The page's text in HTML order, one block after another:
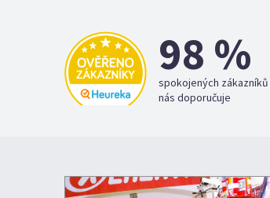
98 %
spokojených zákazníků
nás doporučuje